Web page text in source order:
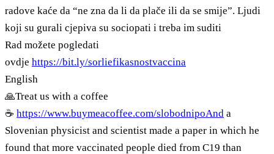
radove kaće da “ne zna da li da plače ili da se smije”. Ljudi
koji su gurali cjepiva su sociopati i treba im suditi
Rad možete pogledati
ovdje https://bit.ly/sorliefikasnostvaccina
English
🙏Treat us with a coffee
☕ https://www.buymeacoffee.com/slobodnipoAnd a
Slovenian physicist and scientist made a paper in which he
found that more vaccinated people died from C19 than